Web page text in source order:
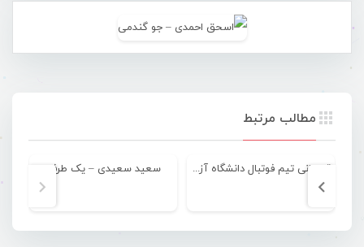
مطالب مرتبط
قهرمانی تیم فوتبال دانشگاه آزاد سیریک در مسابقات کشوری سعید سعیدی – یک طرفه